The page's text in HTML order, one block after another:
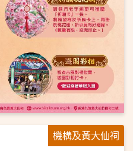
機構及黃大仙祠